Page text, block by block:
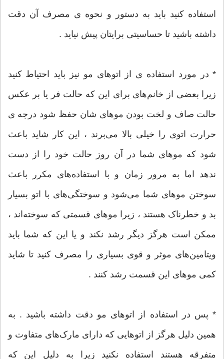
استفاده کنید باید به دستور و نحوه ی مصرف آن دقت
داشته باشید تا حساسیتی برایتان پیش نیاید .
* در مورد استفاده ی از اتوهای مو نیز باید احتیاط کنید
زیرا بعضی از خانم‌های برای این که حالت فر یا بر عکس
حالت صاف و لخت بودن موهای شان حفظ شود درجه ی
حرارت اتوی را خیلی بالا می‌برند ، این کار شاید باعث
شود که موهای شما در آن روز حالت خود را از دست
ندهد اما به مرور زمان و با استفاده‌های مکرر باعث
سوختن موهای شما می‌شود و سوختگی‌های با اتو بسیار
بد و خطرناک هستند ، زیرا موهای قسمتی که سوخته‌اند ،
ممکن است هرگز دیگر رشد نکند و یا این که شما باید
ویتامین‌های موثر و قوی بسیاری را مصرف کنید تا شاید
کمی موهای این قسمت رشد کنند .
* پس در استفاده از اتو‌های مو دقت داشته باشید . به
همین دلیل هرگز از اتوهایی که دارای مارک‌های متفاوت و
متفرقه هستند استفاده نکنید زیرا به دلیل این که